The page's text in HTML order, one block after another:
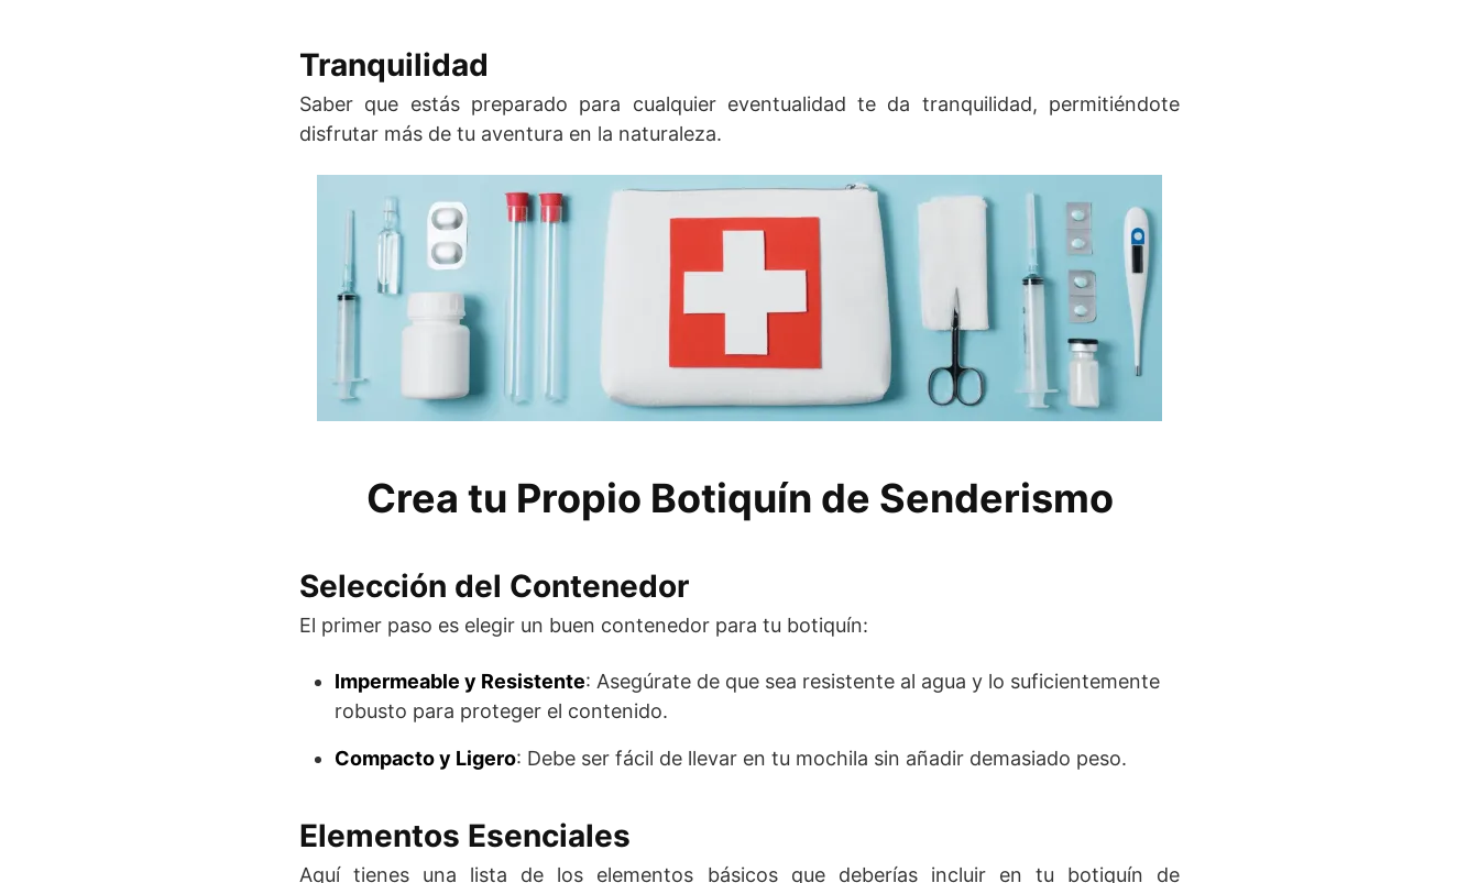
Tranquilidad
Saber que estás preparado para cualquier eventualidad te da tranquilidad, permitiéndote
disfrutar más de tu aventura en la naturaleza.
Crea tu Propio Botiquín de Senderismo
Selección del Contenedor
El primer paso es elegir un buen contenedor para tu botiquín:
Impermeable y Resistente: Asegúrate de que sea resistente al agua y lo suficientemente
robusto para proteger el contenido.
Compacto y Ligero: Debe ser fácil de llevar en tu mochila sin añadir demasiado peso.
Elementos Esenciales
Aquí tienes una lista de los elementos básicos que deberías incluir en tu botiquín de